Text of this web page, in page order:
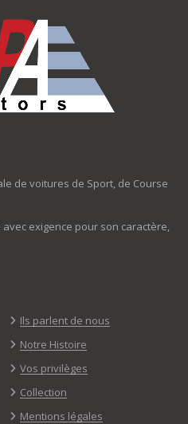
de voitures de Sport, de Course
exigence pour son caractère,
Ils parlent de nous
Notre Histoire
Vos privilèges
Collection
Mentions légales